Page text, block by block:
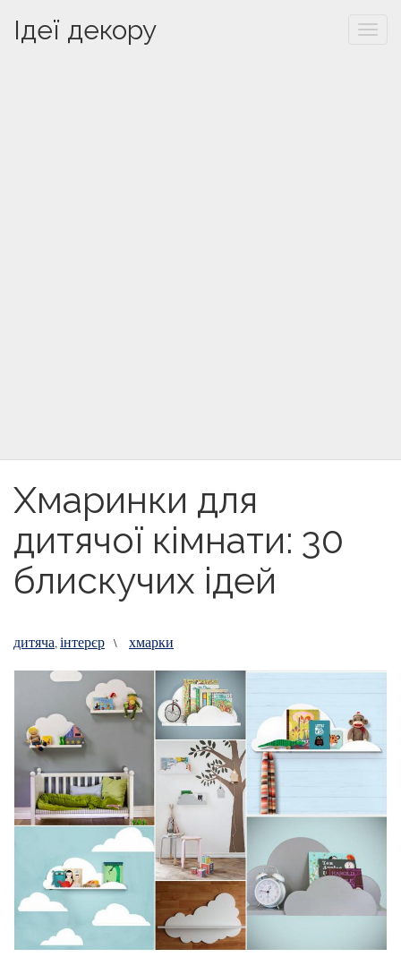
Ідеї декору
Хмаринки для
дитячої кімнати: 30
блискучих ідей
дитяча,інтерєр \ хмарки